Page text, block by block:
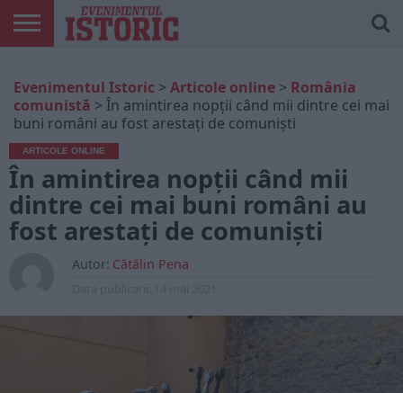
ONLINE
EDIȚII
TIPĂRITE
ISTORIC
PLAY
CONTUL
MEU
Evenimentul Istoric > Articole online > România
comunistă > În amintirea nopții când mii dintre cei mai
buni români au fost arestați de comuniști
ARTICOLE ONLINE
În amintirea nopții când mii
dintre cei mai buni români au
fost arestați de comuniști
Autor: Cătălin Pena